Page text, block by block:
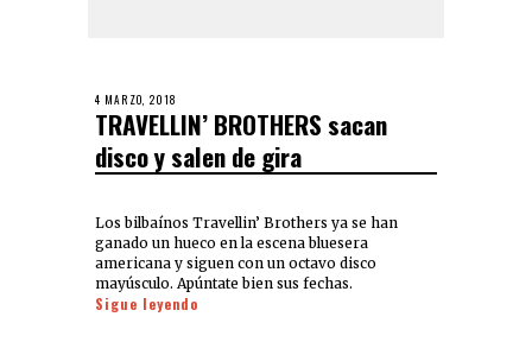
4 MARZO, 2018
TRAVELLIN’ BROTHERS sacan
disco y salen de gira
Los bilbaínos Travellin’ Brothers ya se han
ganado un hueco en la escena bluesera
americana y siguen con un octavo disco
mayúsculo. Apúntate bien sus fechas.
Sigue leyendo